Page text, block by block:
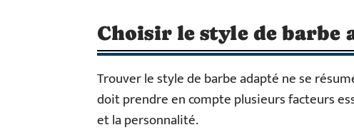
Choisir le style de barbe
Trouver le style de barbe adapté ne se
doit prendre en compte plusieurs facteurs
et la personnalité.